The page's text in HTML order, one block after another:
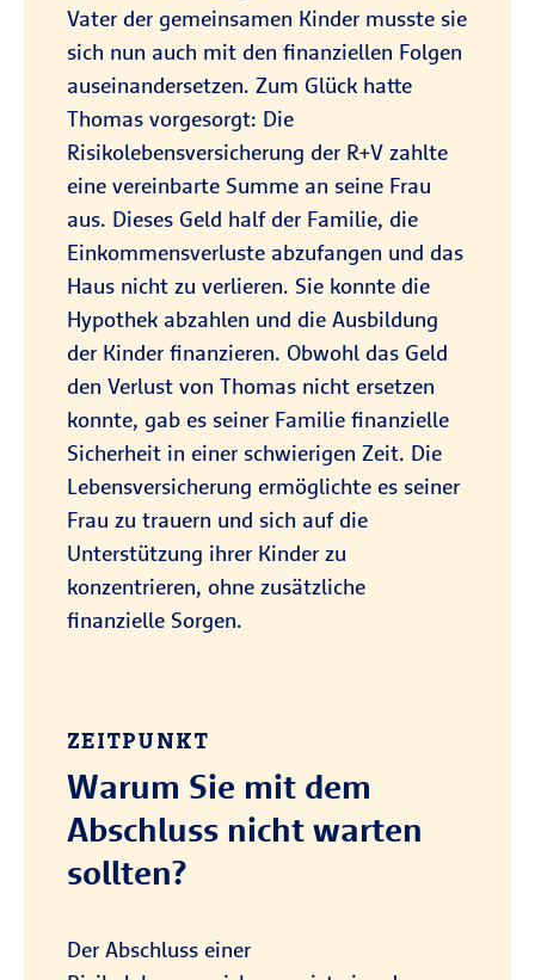
Vater der gemeinsamen Kinder musste sie
sich nun auch mit den finanziellen Folgen
auseinandersetzen. Zum Glück hatte
Thomas vorgesorgt: Die
Risikolebensversicherung der R+V zahlte
eine vereinbarte Summe an seine Frau
aus. Dieses Geld half der Familie, die
Einkommensverluste abzufangen und das
Haus nicht zu verlieren. Sie konnte die
Hypothek abzahlen und die Ausbildung
der Kinder finanzieren. Obwohl das Geld
den Verlust von Thomas nicht ersetzen
konnte, gab es seiner Familie finanzielle
Sicherheit in einer schwierigen Zeit. Die
Lebensversicherung ermöglichte es seiner
Frau zu trauern und sich auf die
Unterstützung ihrer Kinder zu
konzentrieren, ohne zusätzliche
finanzielle Sorgen.
ZEITPUNKT
Warum Sie mit dem
Abschluss nicht warten
sollten?
Der Abschluss einer